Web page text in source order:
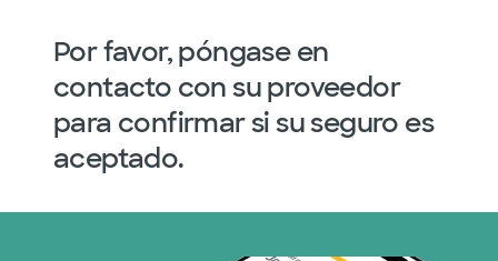
Por favor, póngase en
contacto con su proveedor
para confirmar si su seguro es
aceptado.